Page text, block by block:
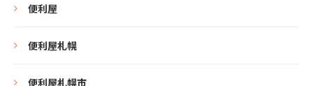
便利屋
便利屋札幌
便利屋札幌市